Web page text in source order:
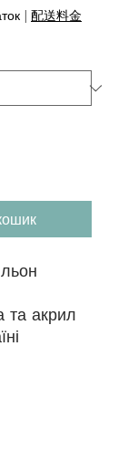
| 配送料金
та акрил